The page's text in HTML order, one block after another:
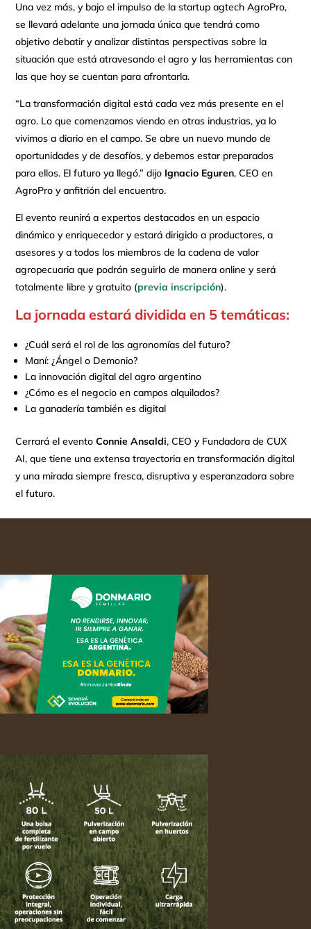
Una vez más, y bajo el impulso de la startup agtech AgroPro,
se llevará adelante una jornada única que tendrá como
objetivo debatir y analizar distintas perspectivas sobre la
situación que está atravesando el agro y las herramientas con
las que hoy se cuentan para afrontarla.
“La transformación digital está cada vez más presente en el
agro. Lo que comenzamos viendo en otras industrias, ya lo
vivimos a diario en el campo. Se abre un nuevo mundo de
oportunidades y de desafíos, y debemos estar preparados
para ellos. El futuro ya llegó.” dijo Ignacio Eguren, CEO en
AgroPro y anfitrión del encuentro.
El evento reunirá a expertos destacados en un espacio
dinámico y enriquecedor y estará dirigido a productores, a
asesores y a todos los miembros de la cadena de valor
agropecuaria que podrán seguirlo de manera online y será
totalmente libre y gratuito (previa inscripción).
La jornada estará dividida en 5 temáticas:
¿Cuál será el rol de las agronomías del futuro?
Maní: ¿Ángel o Demonio?
La innovación digital del agro argentino
¿Cómo es el negocio en campos alquilados?
La ganadería también es digital
Cerrará el eventoConnie Ansaldi, CEO y Fundadora de CUX
AI, que tiene una extensa trayectoria en transformación digital
y una mirada siempre fresca, disruptiva y esperanzadora sobre
el futuro.